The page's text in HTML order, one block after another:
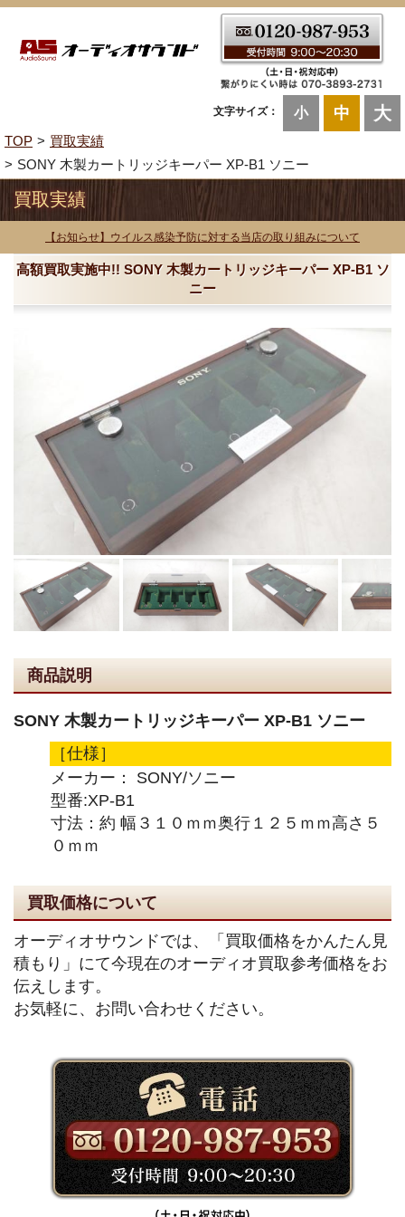
文字サイズ： 小 中 大
TOP
買取実績
SONY 木製カートリッジキーパー XP-B1 ソニー
買取実績
【お知らせ】ウイルス感染予防に対する当店の取り組みについて
高額買取実施中!! SONY 木製カートリッジキーパー XP-B1 ソ
ニー
商品説明
SONY 木製カートリッジキーパー XP-B1 ソニー
［仕様］
メーカー： SONY/ソニー
型番:XP-B1
寸法：約 幅３１０ｍｍ奥行１２５ｍｍ高さ５
０ｍｍ
買取価格について
オーディオサウンドでは、「買取価格をかんたん見
積もり」にて今現在のオーディオ買取参考価格をお
伝えします。
お気軽に、お問い合わせください。